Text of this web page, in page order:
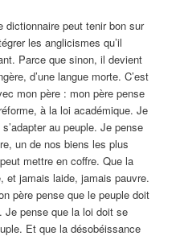
dictionnaire peut tenir bon sur
les anglicismes qu’il
Parce que sinon, il devient
d’une langue morte. C’est
mon père : mon père pense
à la loi académique. Je
au peuple. Je pense
un de nos biens les plus
mettre en coffre. Que la
et jamais laide, jamais pauvre.
père pense que le peuple doit
pense que la loi doit se
Et que la désobéissance